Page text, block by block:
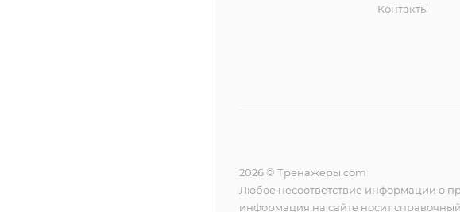
Контакты
2026 © Тренажеры.com
Любое несоответствие информации о
информация на сайте носит